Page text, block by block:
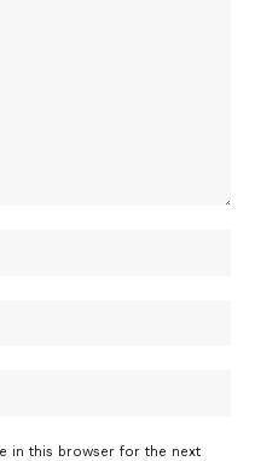
in this browser for the next